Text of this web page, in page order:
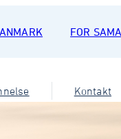
FOR
Kontakt